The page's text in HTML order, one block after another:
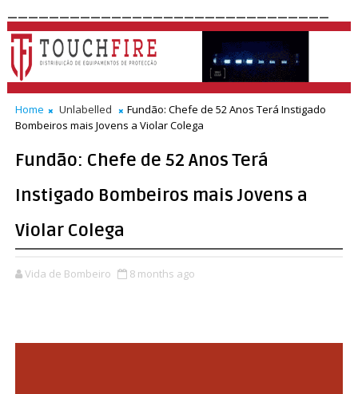
Home Unlabelled
Fundão: Chefe de 52 Anos Terá Instigado
Bombeiros mais Jovens a Violar Colega
Fundão: Chefe de 52 Anos Terá
Instigado Bombeiros mais Jovens a
Violar Colega
Vida de Bombeiro 8 months ago